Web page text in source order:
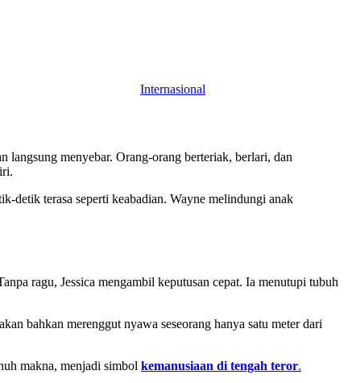
Internasional
langsung menyebar. Orang-orang berteriak, berlari, dan
detik terasa seperti keabadian. Wayne melindungi anak
ragu, Jessica mengambil keputusan cepat. Ia menutupi tubuh
bahkan merenggut nyawa seseorang hanya satu meter dari
makna, menjadi simbol kemanusiaan di tengah teror.